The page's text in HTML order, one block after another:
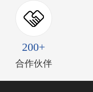
200+
合作伙伴